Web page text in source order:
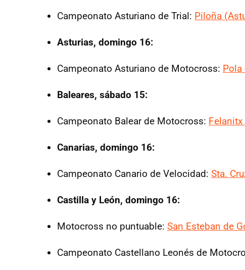
Campeonato Asturiano de Trial: Piloña
Asturias, domingo 16:
Campeonato Asturiano de Motocross: Pola
Baleares, sábado 15:
Campeonato Balear de Motocross:
Canarias, domingo 16:
Campeonato Canario de Velocidad: Sta.
Castilla y León, domingo 16:
Motocross no puntuable: San Esteban de
Campeonato Castellano Leonés de